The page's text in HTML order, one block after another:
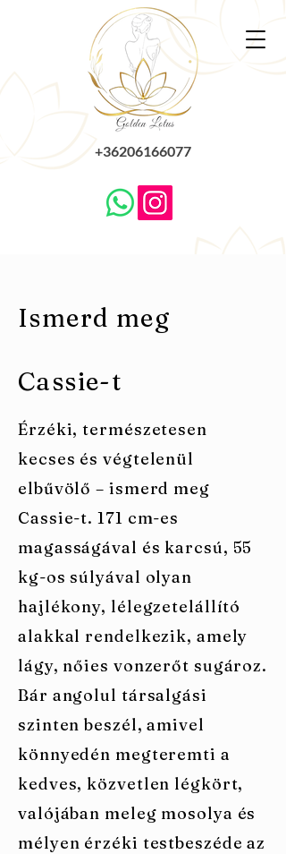
+36206166077
Ismerd meg
Cassie-t
Érzéki, természetesen
kecses és végtelenül
elbűvölő – ismerd meg
Cassie-t. 171 cm-es
magasságával és karcsú, 55
kg-os súlyával olyan
hajlékony, lélegzetelállító
alakkal rendelkezik, amely
lágy, nőies vonzerőt sugároz.
Bár angolul társalgási
szinten beszél, amivel
könnyedén megteremti a
kedves, közvetlen légkört,
valójában meleg mosolya és
mélyen érzéki testbeszéde az